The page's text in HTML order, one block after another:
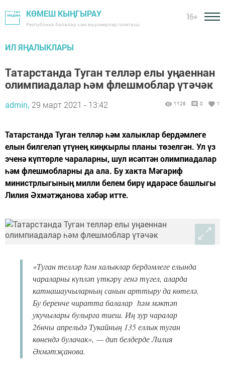
КӨМЕШ КЫҢГЫРАУ
Республика балалар һәм яшүсмерләр газетасы
16+
ИЛ ЯҢАЛЫКЛАРЫ
Татарстанда Туган телләр елы уңаеннан
олимпиадалар һәм флешмоблар үтәчәк
admin, 29 март 2021 - 13:42 1126 0 1
Татарстанда Туган телләр һәм халыклар бердәмлеге
елын билгеләп үтүнең киңкырлы планы төзелгән. Ул үз
эченә күптөрле чараларны, шул исәптән олимпиадалар
һәм флешмобларны да ала. Бу хакта Мәгариф
министрлыгының милли белем бирү идарәсе башлыгы
Лилия Әхмәтҗанова хәбәр итте.
«Туган телләр һәм халыклар бердәмлеге елында
чараларны күпләп үткәрү генә түгел, аларда
катнашаучыларның санын арттыру да көтелә.
Бу беренче чиратта балалар һәм мәктәп
укучылары булырга тиеш. Иң зур чаралар
26нчы апрельдә Тукайның 135 еллык туган
көнендә булачак», — дип белдерде Лилия
Әхмәтҗанова.